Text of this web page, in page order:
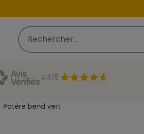
4,6/5
Patère bend vert